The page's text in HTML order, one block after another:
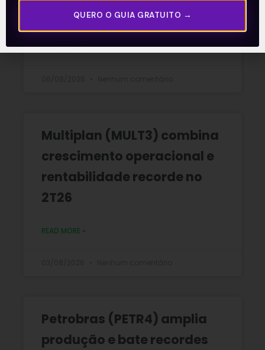
Selic em
READ MORE »
Multiplan (MULT3) combina
crescimento operacional e
rentabilidade recorde no
2T26
READ MORE »
Petrobras (PETR4) amplia
produção e bate recordes
QUERO O GUIA GRATUITO →